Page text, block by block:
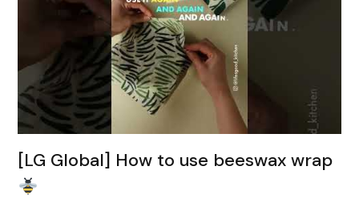
[LG Global] How to use beeswax wrap